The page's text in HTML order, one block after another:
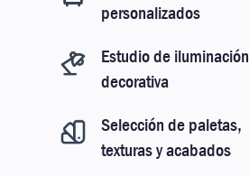
personalizados
Estudio de iluminación
decorativa
Selección de paletas,
texturas y acabados